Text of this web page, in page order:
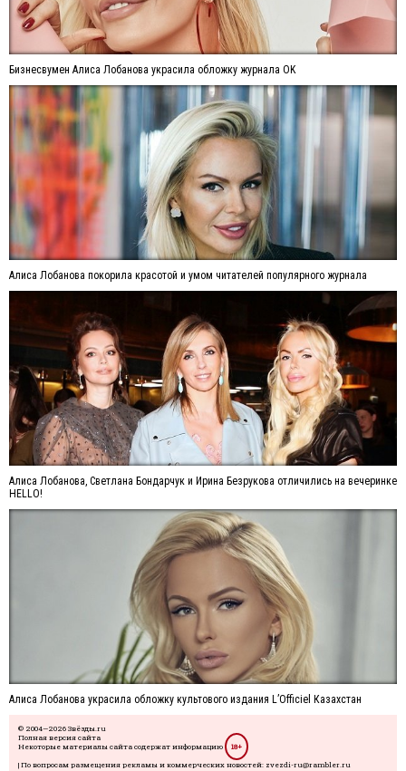
Бизнесвумен Алиса Лобанова украсила обложку журнала OK
Алиса Лобанова покорила красотой и умом читателей популярного журнала
Алиса Лобанова, Светлана Бондарчук и Ирина Безрукова отличились на вечеринке
HELLO!
Алиса Лобанова украсила обложку культового издания L’Officiel Казахстан
© 2004—2026 Звёзды.ru
Полная версия сайта
Некоторые материалы сайта содержат информацию
18+
| По вопросам размещения рекламы и коммерческих новостей: zvezdi-ru@rambler.ru